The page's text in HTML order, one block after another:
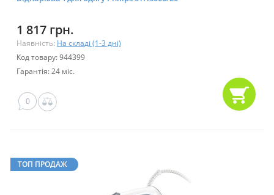
1 817 грн.
Наявність: На складі (1-3 дні)
Код товару: 944399
Гарантія: 24 міс.
0
ТОП ПРОДАЖ